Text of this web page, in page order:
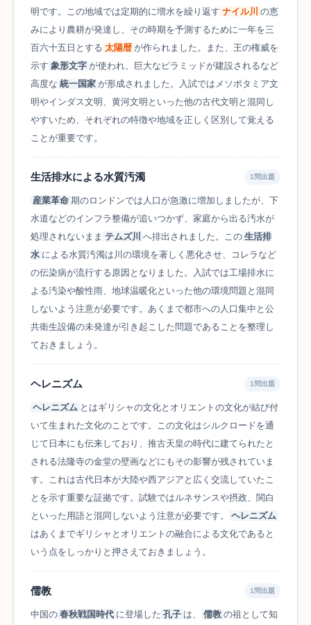
明です。この地域では定期的に増水を繰り返す ナイル川 の恵
みにより農耕が発達し、その時期を予測するために一年を三
百六十五日とする 太陽暦 が作られました。また、王の権威を
示す 象形文字 が使われ、巨大なピラミッドが建設されるなど
高度な 統一国家 が形成されました。入試ではメソポタミア文
明やインダス文明、黄河文明といった他の古代文明と混同し
やすいため、それぞれの特徴や地域を正しく区別して覚える
ことが重要です。
生活排水による水質汚濁 1問出題
産業革命 期のロンドンでは人口が急激に増加しましたが、下
水道などのインフラ整備が追いつかず、家庭から出る汚水が
処理されないまま テムズ川 へ排出されました。この 生活排
水 による水質汚濁は川の環境を著しく悪化させ、コレラなど
の伝染病が流行する原因となりました。入試では工場排水に
よる汚染や酸性雨、地球温暖化といった他の環境問題と混同
しないよう注意が必要です。あくまで都市への人口集中と公
共衛生設備の未発達が引き起こした問題であることを整理し
ておきましょう。
ヘレニズム 1問出題
ヘレニズム とはギリシャの文化とオリエントの文化が結び付
いて生まれた文化のことです。この文化はシルクロードを通
じて日本にも伝来しており、推古天皇の時代に建てられたと
される法隆寺の金堂の壁画などにもその影響が残されていま
す。これは古代日本が大陸や西アジアと広く交流していたこ
とを示す重要な証拠です。試験ではルネサンスや摂政、関白
といった用語と混同しないよう注意が必要です。
ヘレニズム
はあくまでギリシャとオリエントの融合による文化であると
いう点をしっかりと押さえておきましょう。
儒教 1問出題
中国の 春秋戦国時代 に登場した 孔子 は、 儒教 の祖として知